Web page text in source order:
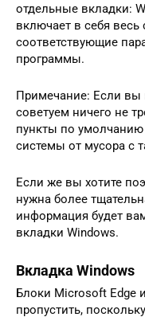
отдельные вкладки:
включает в себя
соответствующие
программы.
Примечание: Если вы
советуем ничего не
пункты по умолчанию
системы от мусора с
Если же вы хотите
нужна более
информация будет
вкладки Windows.
Вкладка Windows
Блоки Microsoft Edge
пропустить,